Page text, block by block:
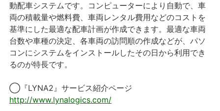
動配車システムです。コンピューターにより自動で、車
両の積載量や燃料費、車両レンタル費用などのコストを
基準にした最適な配車計画が作成できます。最適な車両
台数や車種の決定、各車両の訪問順の作成などが、パソ
コンにシステムをインストールしたその日から利用でき
るのが特長です。
◯『LYNA2』サービス紹介ページ
http://www.lynalogics.com/